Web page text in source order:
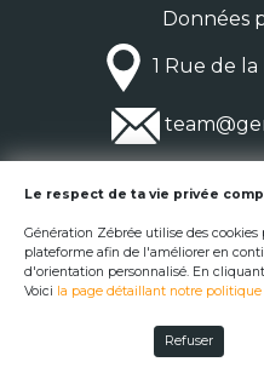
Données
1 Rue de
©
Le respect de ta vie privée
Génération Zébrée utilise des
plateforme afin de l'améliorer en
d'orientation personnalisé. En
Voici la page détaillant notre politique
Refuser